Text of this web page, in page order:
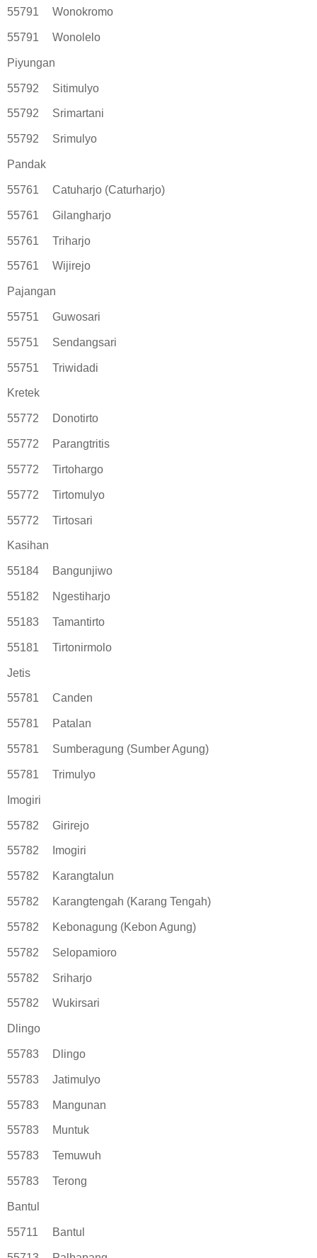
55791 Wonokromo
55791 Wonolelo
Piyungan
55792 Sitimulyo
55792 Srimartani
55792 Srimulyo
Pandak
55761 Catuharjo (Caturharjo)
55761 Gilangharjo
55761 Triharjo
55761 Wijirejo
Pajangan
55751 Guwosari
55751 Sendangsari
55751 Triwidadi
Kretek
55772 Donotirto
55772 Parangtritis
55772 Tirtohargo
55772 Tirtomulyo
55772 Tirtosari
Kasihan
55184 Bangunjiwo
55182 Ngestiharjo
55183 Tamantirto
55181 Tirtonirmolo
Jetis
55781 Canden
55781 Patalan
55781 Sumberagung (Sumber Agung)
55781 Trimulyo
Imogiri
55782 Girirejo
55782 Imogiri
55782 Karangtalun
55782 Karangtengah (Karang Tengah)
55782 Kebonagung (Kebon Agung)
55782 Selopamioro
55782 Sriharjo
55782 Wukirsari
Dlingo
55783 Dlingo
55783 Jatimulyo
55783 Mangunan
55783 Muntuk
55783 Temuwuh
55783 Terong
Bantul
55711 Bantul